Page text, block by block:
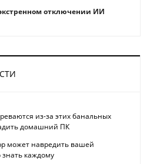
отключении ИИ
из-за этих банальных
домашний ПК
может навредить вашей
знать каждому